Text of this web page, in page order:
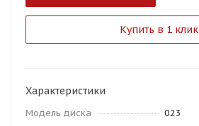
Купить в 1 клик
Характеристики
Модель диска
023